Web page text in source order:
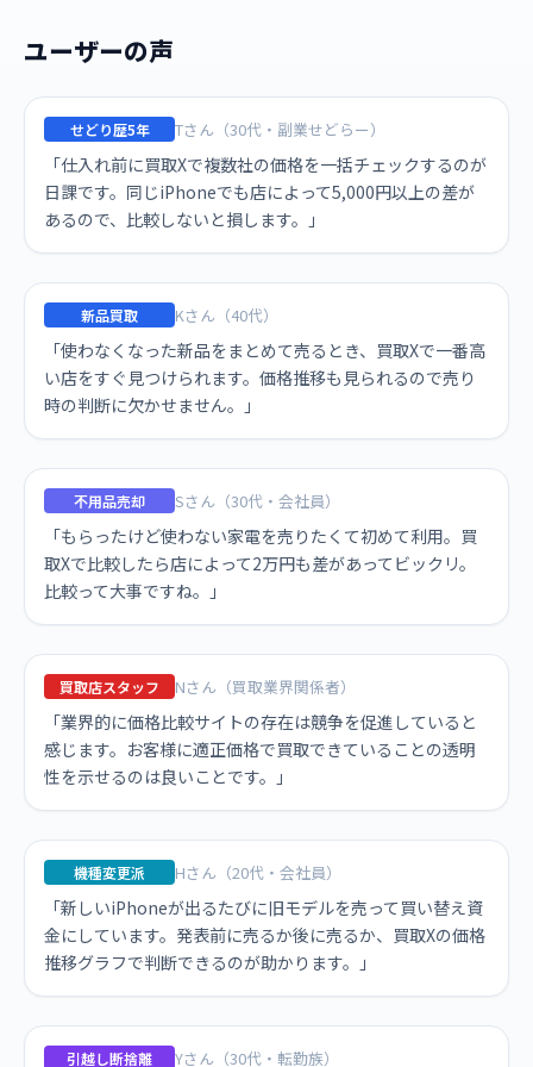
ユーザーの声
せどり歴5年 Tさん（30代・副業せどらー）
「仕入れ前に買取Xで複数社の価格を一括チェックするのが
日課です。同じiPhoneでも店によって5,000円以上の差が
あるので、比較しないと損します。」
新品買取 Kさん（40代）
「使わなくなった新品をまとめて売るとき、買取Xで一番高
い店をすぐ見つけられます。価格推移も見られるので売り
時の判断に欠かせません。」
不用品売却 Sさん（30代・会社員）
「もらったけど使わない家電を売りたくて初めて利用。買
取Xで比較したら店によって2万円も差があってビックリ。
比較って大事ですね。」
買取店スタッフ Nさん（買取業界関係者）
「業界的に価格比較サイトの存在は競争を促進していると
感じます。お客様に適正価格で買取できていることの透明
性を示せるのは良いことです。」
機種変更派 Hさん（20代・会社員）
「新しいiPhoneが出るたびに旧モデルを売って買い替え資
金にしています。発表前に売るか後に売るか、買取Xの価格
推移グラフで判断できるのが助かります。」
引越し断捨離 Yさん（30代・転勤族）